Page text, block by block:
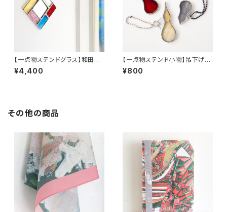
【一点物ステンドグラス】和田良
弘／ワンダーミラー（引掛けリン
グ付き）B
¥4,400
【一点物ステンド小物】吊下げひ
ょうたんA〜C／和田良弘
¥800
その他の商品